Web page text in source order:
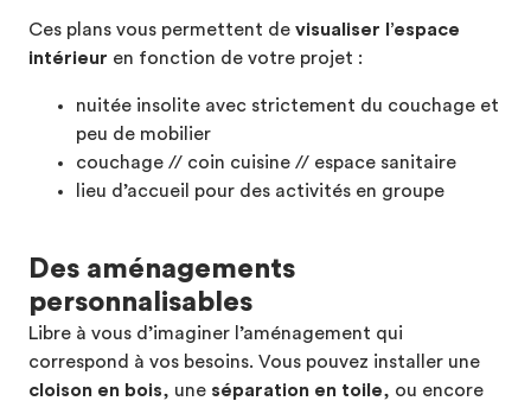
Ces plans vous permettent de visualiser l’espace
intérieur en fonction de votre projet :
nuitée insolite avec strictement du couchage et
peu de mobilier
couchage // coin cuisine // espace sanitaire
lieu d’accueil pour des activités en groupe
Des aménagements
personnalisables
Libre à vous d’imaginer l’aménagement qui
correspond à vos besoins. Vous pouvez installer une
cloison en bois, une séparation en toile, ou encore